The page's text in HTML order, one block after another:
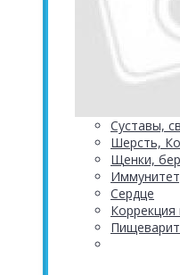
Суставы,
Шерсть,
Щенки,
Сердце
Коррекция